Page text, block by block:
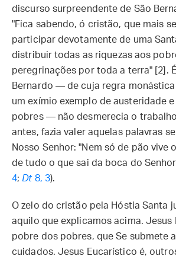
discurso surpreendente de São
"Fica sabendo, ó cristão, que mais
participar devotamente de uma
distribuir todas as riquezas aos
peregrinações por toda a terra" [2].
Bernardo — de cuja regra
um exímio exemplo de austeridade
pobres — não desmerecia o
antes, fazia valer aquelas palavras
Nosso Senhor: "Nem só de pão vive
de tudo o que sai da boca do
4; Dt8, 3).
O zelo do cristão pela Hóstia Santa
aquilo que explicamos acima. Jesus
pobre dos pobres, que Se submete
cuidados. Jesus Eucarístico é,